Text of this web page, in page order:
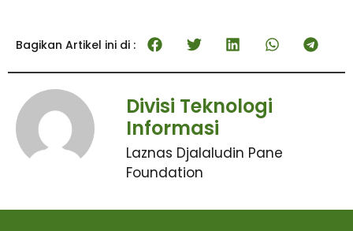
Bagikan Artikel ini di :
Divisi Teknologi
Informasi
Laznas Djalaludin Pane
Foundation